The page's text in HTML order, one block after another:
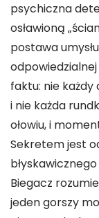
psychiczna
osławioną
postawa
faktu: nie każdy
i nie każda
ołowiu, i
Sekretem jest
Biegacz
jeden gorszy